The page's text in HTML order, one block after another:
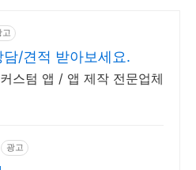
고
/견적 받아보세요.
스텀 앱 / 앱 제작 전문업체
광고